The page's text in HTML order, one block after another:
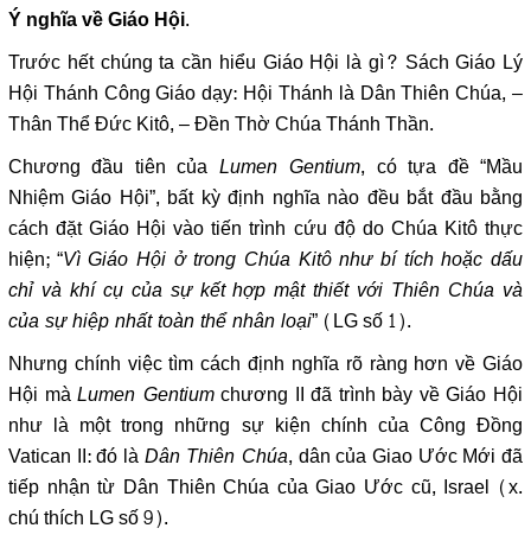
Ý nghĩa về Giáo Hội.
Trước hết chúng ta cần hiểu Giáo Hội là gì? Sách Giáo Lý
Hội Thánh Công Giáo dạy: Hội Thánh là Dân Thiên Chúa, –
Thân Thể Đức Kitô, – Đền Thờ Chúa Thánh Thần.
Chương đầu tiên của Lumen Gentium, có tựa đề “Mầu
Nhiệm Giáo Hội”, bất kỳ định nghĩa nào đều bắt đầu bằng
cách đặt Giáo Hội vào tiến trình cứu độ do Chúa Kitô thực
hiện; “Vì Giáo Hội ở trong Chúa Kitô như bí tích hoặc dấu
chỉ và khí cụ của sự kết hợp mật thiết với Thiên Chúa và
của sự hiệp nhất toàn thể nhân loại” (LG số 1).
Nhưng chính việc tìm cách định nghĩa rõ ràng hơn về Giáo
Hội màLumen Gentiumchương II đã trình bày về Giáo Hội
như là một trong những sự kiện chính của Công Đồng
Vatican II: đó làDân Thiên Chúa, dân của Giao Ước Mới đã
tiếp nhận từ Dân Thiên Chúa của Giao Ước cũ, Israel (x.
chú thích LG số 9).